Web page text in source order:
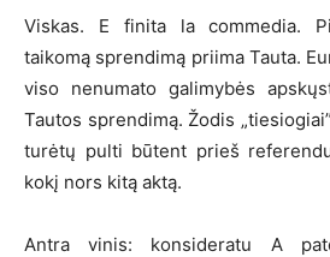
Viskas. E finita la commedia.
taikomą sprendimą priima Tauta.
viso nenumato galimybės
Tautos sprendimą. Žodis
turėtų pulti būtent prieš
kokį nors kitą aktą.
Antra vinis: konsideratu A